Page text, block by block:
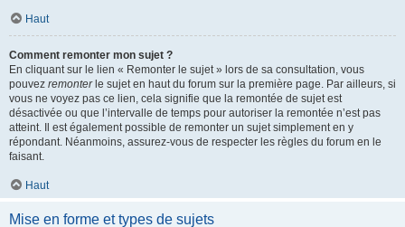
Haut
Comment remonter mon sujet ?
En cliquant sur le lien « Remonter le sujet » lors de sa consultation, vous
pouvez remonterle sujet en haut du forum sur la première page. Par ailleurs, si
vous ne voyez pas ce lien, cela signifie que la remontée de sujet est
désactivée ou que l’intervalle de temps pour autoriser la remontée n’est pas
atteint. Il est également possible de remonter un sujet simplement en y
répondant. Néanmoins, assurez-vous de respecter les règles du forum en le
faisant.
Haut
Mise en forme et types de sujets